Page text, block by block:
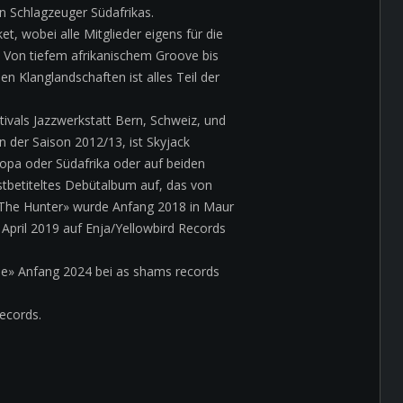
Südafrikas.
wobei alle Mitglieder eigens für die
tiefem afrikanischem Groove bis
Klanglandschaften ist alles Teil der
Jazzwerkstatt Bern, Schweiz, und
der Saison 2012/13, ist Skyjack
oder Südafrika oder auf beiden
Debütalbum auf, das von
Hunter» wurde Anfang 2018 in Maur
2019 auf Enja/Yellowbird Records
Anfang 2024 bei as shams records